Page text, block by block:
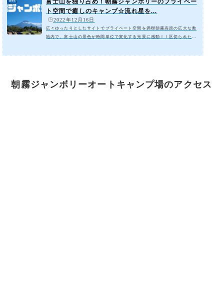
ト空間で癒しのキャンプ☆流れ星を...
️2022年12月16日
広々ゆったりとしたサイトでプライベート空間を満喫朝霧高原の広大な敷
地内で、富士山の景色が時間単位で変化する光景に感動！！区切られたサ
ンプの聖地【ふもとっぱらキャンプ場】も近くにあります。（ふもとっぱ
らキャンプ場の魅力は以前の記事で紹...
朝霧ジャンボリーオートキャンプ場のアクセス